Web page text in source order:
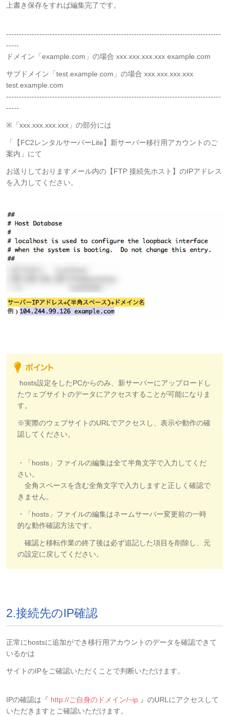
上書き保存をすれば編集完了です。
------------------------------------------------------------------------------------
-----
ドメイン「example.com」の場合 xxx.xxx.xxx.xxx example.com
サブドメイン「test.example.com」の場合 xxx.xxx.xxx.xxx
test.example.com
------------------------------------------------------------------------------------
-----
※「xxx.xxx.xxx.xxx」の部分には
「【FC2レンタルサーバーLite】新サーバー移行用アカウントのご
案内」にて
お送りしておりますメール内の【FTP 接続先ホスト】のIPアドレス
を入力してください。
hosts設定をしたPCからのみ、新サーバーにアップロードし
たウェブサイトのデータにアクセスすることが可能になりま
す。
※実際のウェブサイトのURLでアクセスし、表示や動作の確
認してください。
・「hosts」ファイルの編集は全て半角文字で入力してくだ
さい。
全角スペースを含む全角文字で入力しますと正しく確認で
きません。
・「hosts」ファイルの編集はネームサーバー変更前の一時
的な動作確認方法です。
確認と移転作業の終了後は必ず追記した項目を削除し、元
の設定に戻してください。
2.接続先のIP確認
正常にhostsに追加ができ移行用アカウントのデータを確認できて
いるかは
サイトのIPをご確認いただくことで判断いただけます。
IPの確認は『 http://ご自身のドメイン/~ip 』のURLにアクセスして
いただきますとご確認いただけます。